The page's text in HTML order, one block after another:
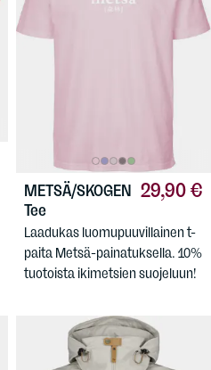
29,90 €
METSÄ/SKOGEN
Tee
Laadukas luomupuuvillainen t-
paita Metsä-painatuksella. 10%
tuotoista ikimetsien suojeluun!